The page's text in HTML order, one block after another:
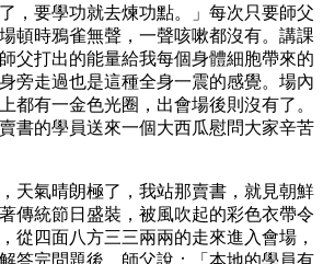
，要學功就去煉功點。」每次只要師父
頓時鴉雀無聲，一聲咳嗽都沒有。講課
父打出的能量給我每個身體細胞帶來的
旁走過也是這種全身一震的感覺。場內
都有一金色光圈，出會場後則沒有了。
書的學員送來一個大西瓜慰問大家辛苦
天氣晴朗極了，我站那賣書，就見朝鮮
傳統節日盛裝，被風吹起的彩色衣帶令
從四面八方三三兩兩的走來進入會場，
答完問題後，師父說：「本地的學員有